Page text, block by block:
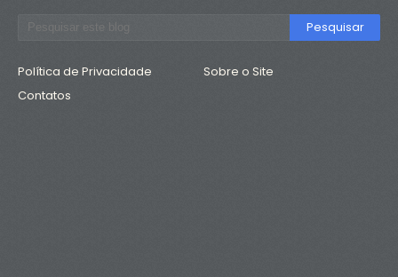
Política de Privacidade
Sobre o Site
Contatos